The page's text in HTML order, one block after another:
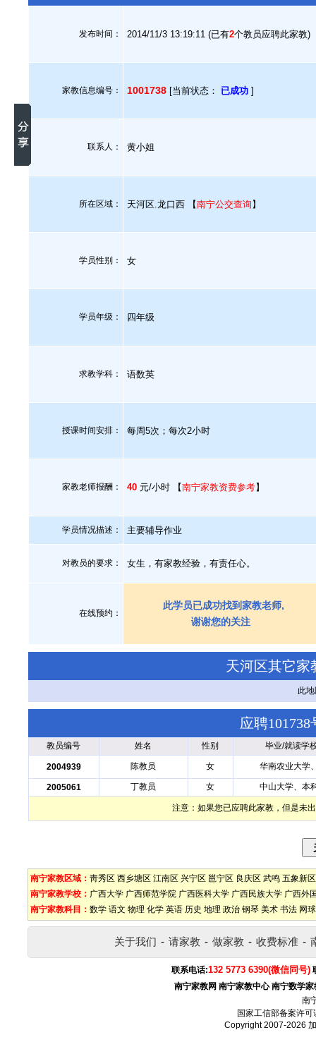
发布时间： 2014/11/3 13:19:11 (已有2个教员应聘此家教)
家教信息编号： 1001738 [当前状态： 已成功 ]
联系人： 黄小姐
所在区域： 天河区.龙口西 【南宁公交查询 】
学员性别： 女
学员年级： 四年级
求教学科： 语数英
授课时间安排： 每周5次；每次2小时
家教老师报酬： 40 元/小时 【南宁家教资费参考】
学员情况描述： 主要辅导作业
对教员的要求： 女生，有家教经验，有责任心。
在线预约：
此学员已成功找到家教老师,
谢谢您的关注
天河区其它家
此
应聘
教员编号 姓名 性别 毕业/就读学
2004939 陈教员 女 华南农业大学
2005061 丁教员 女 中山大学、本
注意：如果您已应聘此家教，但是未
南宁家教区域： 靑秀区 西乡塘区 江南区 兴宁区 邕宁区 良庆区 武鸣 五象新区
南宁家教学校： 广西大学 广西师范学院 广西医科大学 广西民族大学 广西外
南宁家教科目： 数学 语文 物理 化学 英语 历史 地理 政治 钢琴 美术 书法 网球
关于我们 - 请家教 - 做家教 - 收费标准 -
联系电话:132 5773 6390(微信同号)
南宁家教网 南宁家教中心 南宁数学家
南
国家工信部备案许可
Copyright 2007-2026